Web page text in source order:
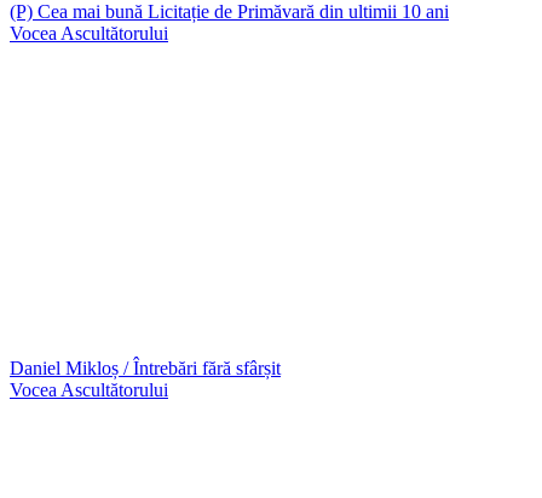
(P) Cea mai bună Licitație de Primăvară din ultimii 10 ani
Vocea Ascultătorului
Daniel Mikloș / Întrebări fără sfârșit
Vocea Ascultătorului